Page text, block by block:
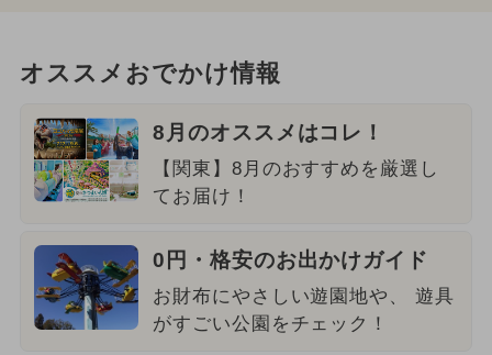
オススメおでかけ情報
8月のオススメはコレ！
【関東】8月のおすすめを厳選し
てお届け！
0円・格安のお出かけガイド
お財布にやさしい遊園地や、 遊具
がすごい公園をチェック！